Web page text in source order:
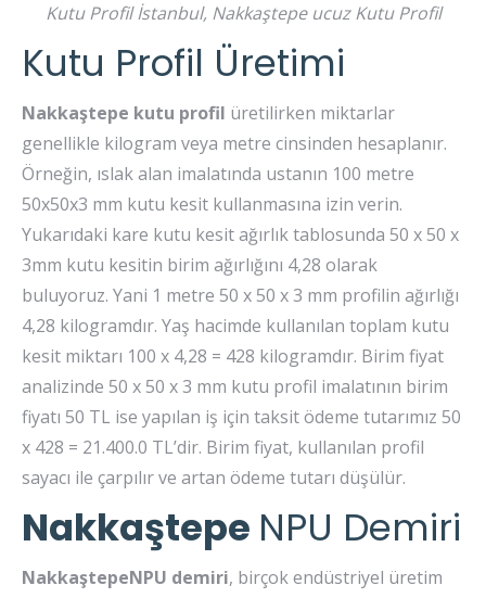
Kutu Profil İstanbul, Nakkaştepe ucuz Kutu Profil
Kutu Profil Üretimi
Nakkaştepe kutu profil üretilirken miktarlar
genellikle kilogram veya metre cinsinden hesaplanır.
Örneğin, ıslak alan imalatında ustanın 100 metre
50x50x3 mm kutu kesit kullanmasına izin verin.
Yukarıdaki kare kutu kesit ağırlık tablosunda 50 x 50 x
3mm kutu kesitin birim ağırlığını 4,28 olarak
buluyoruz. Yani 1 metre 50 x 50 x 3 mm profilin ağırlığı
4,28 kilogramdır. Yaş hacimde kullanılan toplam kutu
kesit miktarı 100 x 4,28 = 428 kilogramdır. Birim fiyat
analizinde 50 x 50 x 3 mm kutu profil imalatının birim
fiyatı 50 TL ise yapılan iş için taksit ödeme tutarımız 50
x 428 = 21.400.0 TL’dir. Birim fiyat, kullanılan profil
sayacı ile çarpılır ve artan ödeme tutarı düşülür.
Nakkaştepe NPU Demiri
NakkaştepeNPU demiri, birçok endüstriyel üretim